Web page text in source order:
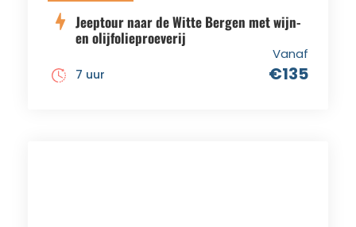
Jeeptour naar de Witte Bergen met wijn-
en olijfolieproeverij
Vanaf
€135
7 uur